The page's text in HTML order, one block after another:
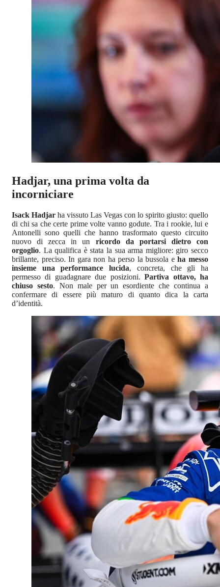
Hadjar, una prima volta da
incorniciare
Isack Hadjar ha vissuto Las Vegas con lo spirito giusto: quello
di chi sa che certe prime volte vanno godute. Tra i rookie, lui e
Antonelli sono quelli che hanno trasformato questo circuito
nuovo di zecca in un ricordo da portarsi dietro con
orgoglio. La qualifica è stata la sua arma migliore: giro secco
brillante, preciso. In gara non ha perso la bussola eha messo
insieme una performance lucida, concreta, che gli ha
permesso di guadagnare due posizioni.Partiva ottavo, ha
chiuso sesto. Non male per un esordiente che continua a
confermare di essere più maturo di quanto dica la carta
d’identità.